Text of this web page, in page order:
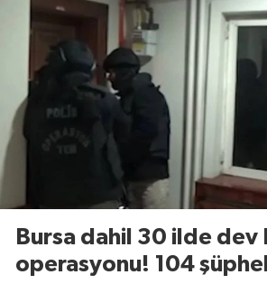
Bursa dahil 30 ilde dev
operasyonu! 104